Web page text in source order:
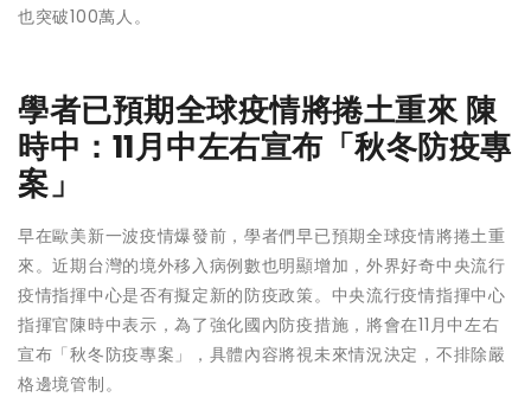
也突破100萬人。
學者已預期全球疫情將捲土重來 陳
時中：11月中左右宣布「秋冬防疫專
案」
早在歐美新一波疫情爆發前，學者們早已預期全球疫情將捲土重
來。近期台灣的境外移入病例數也明顯增加，外界好奇中央流行
疫情指揮中心是否有擬定新的防疫政策。中央流行疫情指揮中心
指揮官陳時中表示，為了強化國內防疫措施，將會在11月中左右
宣布「秋冬防疫專案」，具體內容將視未來情況決定，不排除嚴
格邊境管制。